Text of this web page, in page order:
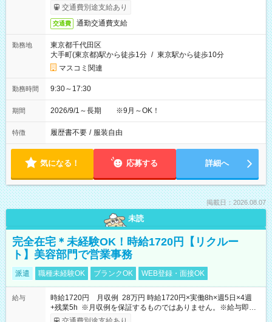
交通費別途支給あり
交通費 通勤交通費支給
勤務地
東京都千代田区
大手町(東京都)駅から徒歩1分 / 東京駅から徒歩10分
マスコミ関連
勤務時間 9:30～17:30
期間 2026/9/1～長期 ※9月～OK！
特徴 履歴書不要 / 服装自由
気になる！ 応募する 詳細へ
掲載日：2026.08.07
未読
完全在宅＊未経験OK！時給1720円【リクルー
ト】美容部門で営業事務
派遣 職種未経験OK ブランクOK WEB登録・面接OK
給与
時給1720円 月収例 28万円 時給1720円×実働8h×週5日×4週
+残業5h ※月収例を保証するものではありません。※給与即受
取りサービス利用可（利用条件有）